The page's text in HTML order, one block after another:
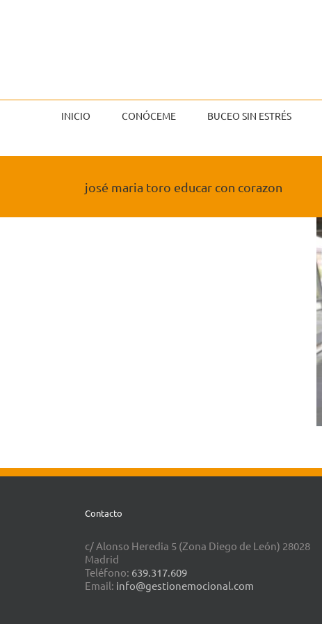
INICIO CONÓCEME BUCEO SIN ESTRÉS
josé maria toro educar con corazon
Contacto
c/ Alonso Heredia 5 (Zona Diego de León) 28028
Madrid
Teléfono: 639.317.609
Email: info@gestionemocional.com